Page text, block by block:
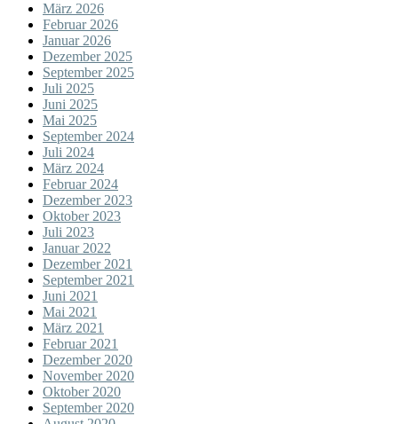
März 2026
Februar 2026
Januar 2026
Dezember 2025
September 2025
Juli 2025
Juni 2025
Mai 2025
September 2024
Juli 2024
März 2024
Februar 2024
Dezember 2023
Oktober 2023
Juli 2023
Januar 2022
Dezember 2021
September 2021
Juni 2021
Mai 2021
März 2021
Februar 2021
Dezember 2020
November 2020
Oktober 2020
September 2020